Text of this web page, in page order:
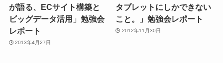
が語る、ECサイト構築と
ビッグデータ活用」勉強会
レポート
2013年4月27日
タブレットにしかできない
こと。」勉強会レポート
2012年11月30日